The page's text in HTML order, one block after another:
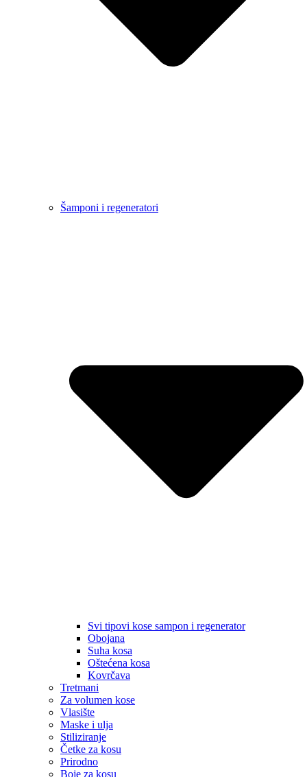
Šamponi i regeneratori
Svi tipovi kose sampon i regenerator
Obojana
Suha kosa
Oštećena kosa
Kovrčava
Tretmani
Za volumen kose
Vlasište
Maske i ulja
Stiliziranje
Četke za kosu
Prirodno
Boje za kosu